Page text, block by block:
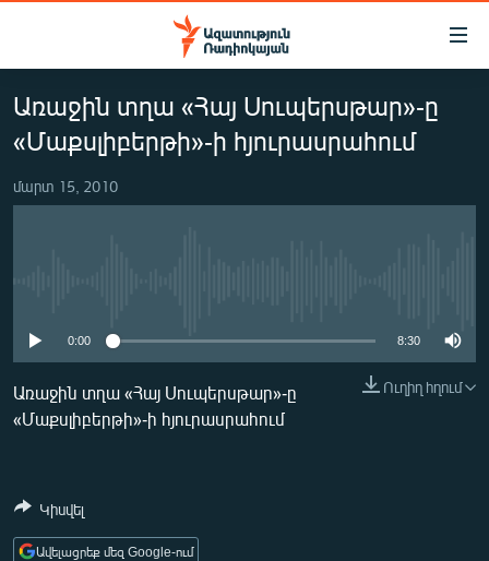
Մատչելիության
հիմնական
բովանդակությանը
հիմնական
մենյուին
ԱԶԱՏՈՒԹՅՈՒՆ TV
ՀԱՅԱՍՏԱՆ
ՔԱՂԱՔԱԿԱՆ
ՏՆՏԵՍՈՒԹՅՈՒՆ
ՂԱՐԱԲԱՂ
ՊԱՏԵՐԱԶՄԻ 6 ՇԱԲԱԹՆԵՐԸ
ՄԻՋԱԶԳԱՅԻՆ
ՄՇԱԿՈՒՅԹ
Առաջին տղա «Հայ Սուպերսթար»-ը
«Մաքսլիբերթի»-ի հյուրասրահում
մարտ 15, 2010
0:00 8:30
Ուղիղ հղում
Առաջին տղա «Հայ Սուպերսթար»-ը
«Մաքսլիբերթի»-ի հյուրասրահում
Կիսվել
Ավելացրեք մեզ Google-ում